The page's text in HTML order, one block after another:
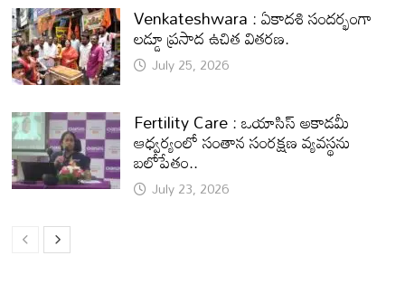
Venkateshwara : ఏకాదశి సందర్భంగా
లడ్డూ ప్రసాద ఉచిత వితరణ.
July 25, 2026
Fertility Care : ఒయాసిస్ అకాడమీ
ఆధ్వర్యంలో సంతాన సంరక్షణ వ్యవస్థను
బలోపేతం..
July 23, 2026